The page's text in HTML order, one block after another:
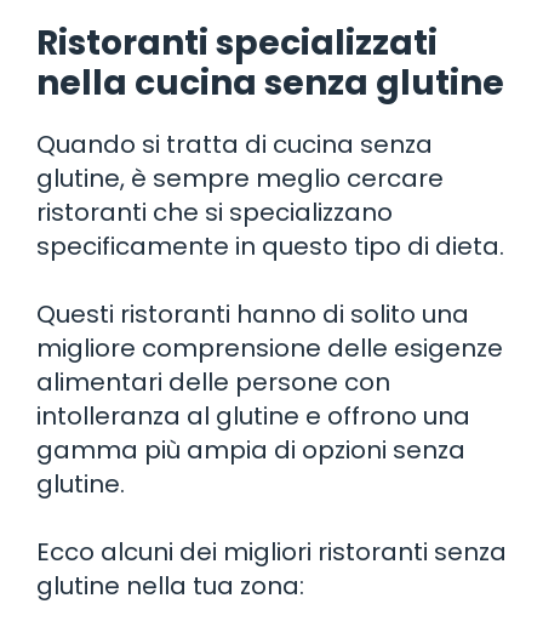
Ristoranti specializzati
nella cucina senza glutine
Quando si tratta di cucina senza
glutine, è sempre meglio cercare
ristoranti che si specializzano
specificamente in questo tipo di dieta.
Questi ristoranti hanno di solito una
migliore comprensione delle esigenze
alimentari delle persone con
intolleranza al glutine e offrono una
gamma più ampia di opzioni senza
glutine.
Ecco alcuni dei migliori ristoranti senza
glutine nella tua zona: